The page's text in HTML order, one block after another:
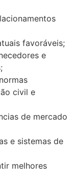
favoráveis;
e
civil e
de mercado
e sistemas de
melhores